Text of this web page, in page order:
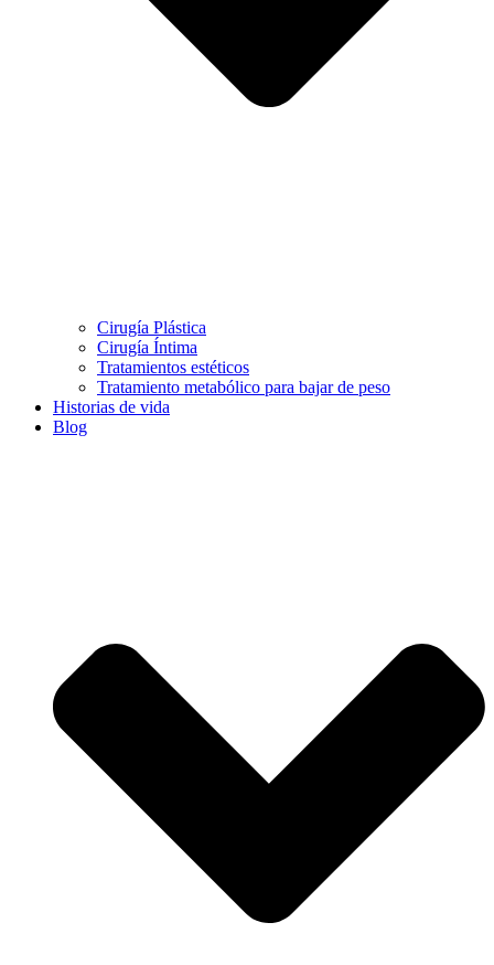
Cirugía Plástica
Cirugía Íntima
Tratamientos estéticos
Tratamiento metabólico para bajar de peso
Historias de vida
Blog